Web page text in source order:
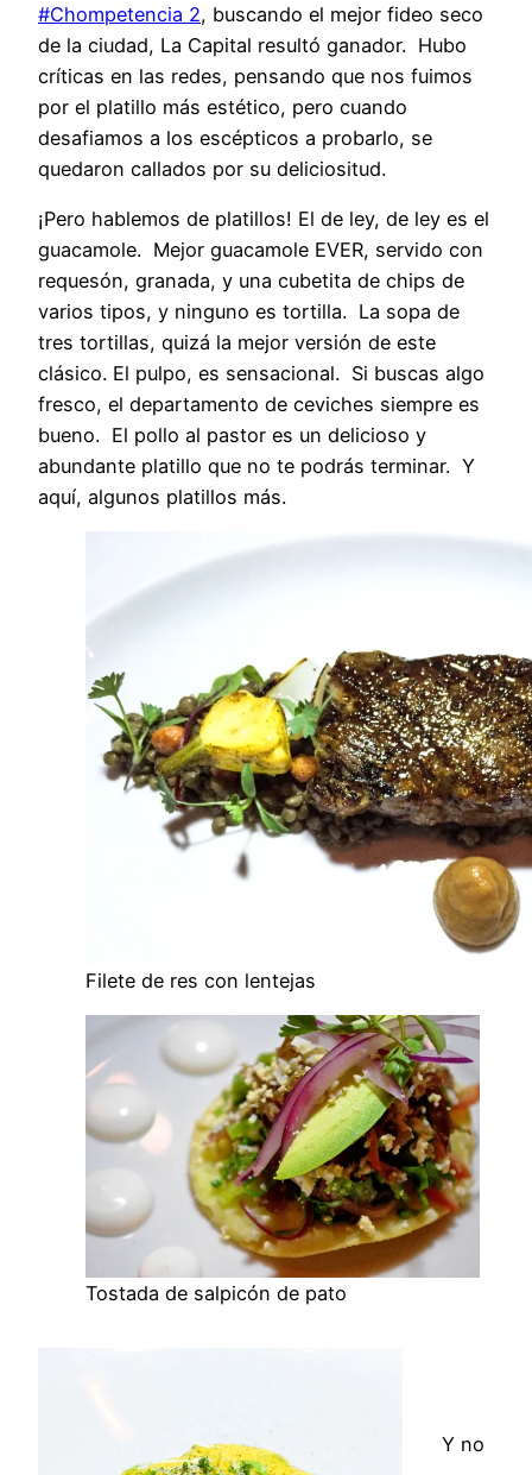
#Chompetencia 2, buscando el mejor fideo seco
de la ciudad, La Capital resultó ganador. Hubo
críticas en las redes, pensando que nos fuimos
por el platillo más estético, pero cuando
desafiamos a los escépticos a probarlo, se
quedaron callados por su deliciositud.
¡Pero hablemos de platillos! El de ley, de ley es el
guacamole. Mejor guacamole EVER, servido con
requesón, granada, y una cubetita de chips de
varios tipos, y ninguno es tortilla. La sopa de
tres tortillas, quizá la mejor versión de este
clásico. El pulpo, es sensacional. Si buscas algo
fresco, el departamento de ceviches siempre es
bueno. El pollo al pastor es un delicioso y
abundante platillo que no te podrás terminar. Y
aquí, algunos platillos más.
Filete de res con lentejas
Tostada de salpicón de pato
Y no